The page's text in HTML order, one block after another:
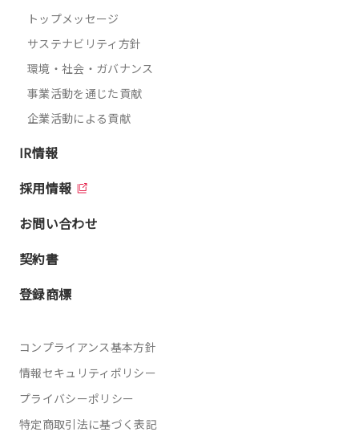
トップメッセージ
サステナビリティ方針
環境・社会・ガバナンス
事業活動を通じた貢献
企業活動による貢献
IR情報
採用情報
お問い合わせ
契約書
登録商標
コンプライアンス基本方針
情報セキュリティポリシー
プライバシーポリシー
特定商取引法に基づく表記